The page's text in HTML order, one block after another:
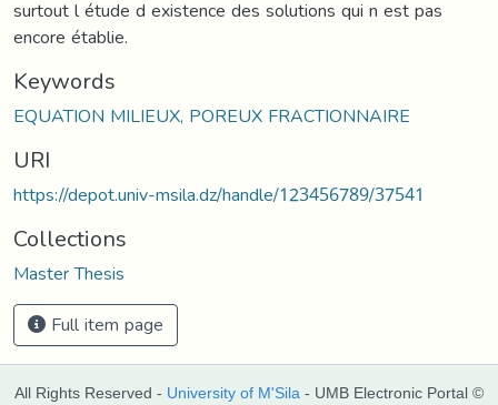
surtout l étude d existence des solutions qui n est pas
encore établie.
Keywords
EQUATION MILIEUX, POREUX FRACTIONNAIRE
URI
https://depot.univ-msila.dz/handle/123456789/37541
Collections
Master Thesis
Full item page
All Rights Reserved - University of M'Sila - UMB Electronic Portal ©